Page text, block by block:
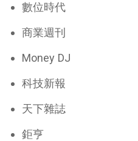
數位時代
商業週刊
Money DJ
科技新報
天下雜誌
鉅亨